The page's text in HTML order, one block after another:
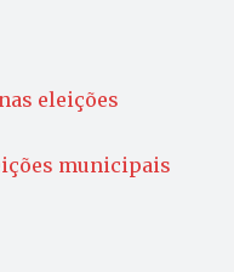
eleições
municipais